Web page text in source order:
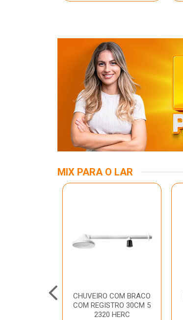
MIX PARA O LAR
CHUVEIRO COM BRACO
COM REGISTRO 30CM 5
2320 HERC